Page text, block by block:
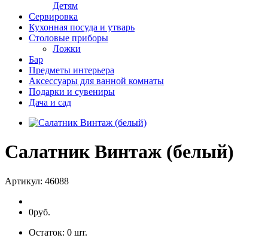
Детям
Сервировка
Кухонная посуда и утварь
Столовые приборы
Ложки
Бар
Предметы интерьера
Аксессуары для ванной комнаты
Подарки и сувениры
Дача и сад
Салатник Винтаж (белый)
Артикул: 46088
0руб.
Остаток: 0 шт.